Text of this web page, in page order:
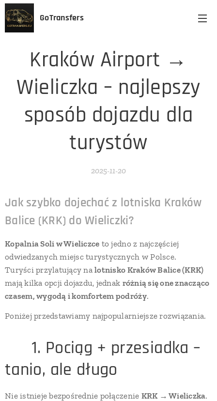
GoTransfers
Kraków Airport →
Wieliczka – najlepszy
sposób dojazdu dla
turystów
2025-11-20
Jak szybko dojechać z lotniska Kraków
Balice (KRK) do Wieliczki?
Kopalnia Soli w Wieliczce to jedno z najczęściej
odwiedzanych miejsc turystycznych w Polsce.
Turyści przylatujący nalotnisko Kraków Balice (KRK)
mają kilka opcji dojazdu, jednak różnią się one znacząco
czasem, wygodą i komfortem podróży.
Poniżej przedstawiamy najpopularniejsze rozwiązania.
🚆 1. Pociąg + przesiadka –
tanio, ale długo
Nie istnieje bezpośrednie połączenie KRK → Wieliczka.